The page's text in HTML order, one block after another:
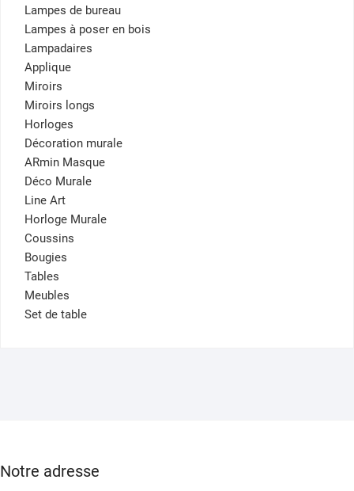
Lampes de bureau
Lampes à poser en bois
Lampadaires
Applique
Miroirs
Miroirs longs
Horloges
Décoration murale
ARmin Masque
Déco Murale
Line Art
Horloge Murale
Coussins
Bougies
Tables
Meubles
Set de table
Notre adresse